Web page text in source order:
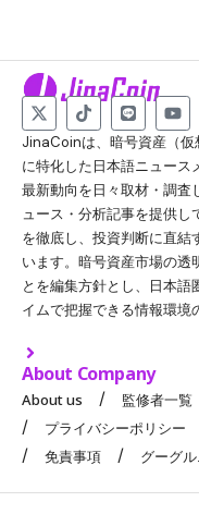
JinaCoinは、暗号資産（
に特化した日本語ニュース
最新動向を日々取材・調査
ュース・分析記事を提供し
を徹底し、投資判断に直結
います。暗号資産市場の透
とを編集方針とし、日本語
イムで把握できる情報環境
About Company
About us 監修者一覧
プライバシーポリシー
免責事項
グーグ